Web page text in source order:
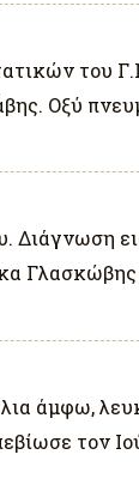
του
Οξύ
Διάγνωση
άμφω,
τον